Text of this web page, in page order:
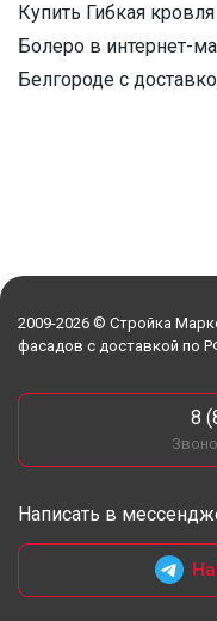
Купить Гибкая
Болеро в интернет-
Белгороде с
2009-2026 © Стройка
фасадов с доставкой по
8
Написать в